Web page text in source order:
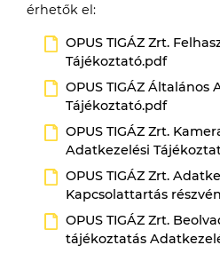
érhetők el:
OPUS TIGÁZ Zrt.
Tájékoztató.pdf
OPUS TIGÁZ Általános
Tájékoztató.pdf
OPUS TIGÁZ Zrt.
Adatkezelési
OPUS TIGÁZ Zrt.
Kapcsolattartás
OPUS TIGÁZ Zrt.
tájékoztatás